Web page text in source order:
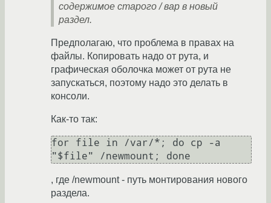
содержимое старого / вар в новый
раздел.
Предполагаю, что проблема в правах на
файлы. Копировать надо от рута, и
графическая оболочка может от рута не
запускаться, поэтому надо это делать в
консоли.
Как-то так:
for file in /var/*; do cp -a
, где /newmount - путь монтирования нового
раздела.